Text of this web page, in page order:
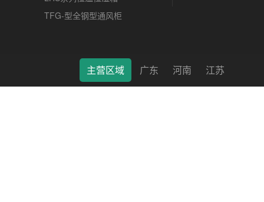
TFG-型全钢型通风柜
莱特（南通）科学仪器有限公司 © 2022 版权所有 备案号
主营区域 广东 河南 江苏